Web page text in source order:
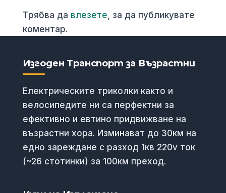
Трябва да влезете , за да публикувате
коментар.
Изгоден Транспорт за Възрастни
Електрическите триколки както и
велосипедите ни са перфектни за
ефективно и евтино придвижване на
възрастни хора. Изминават до 30км на
едно зареждане с разход 1кв 220v ток
(~26 стотинки) за 100км преход.